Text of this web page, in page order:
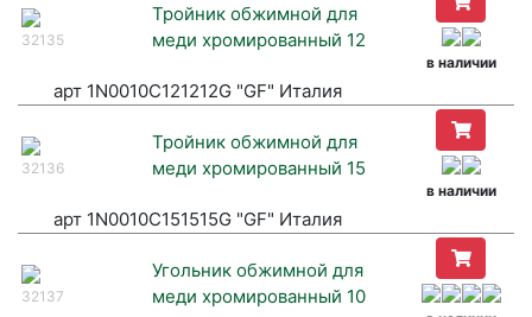
32135
Тройник обжимной для
меди хромированный 12
в наличии
арт 1N0010C121212G "GF" Италия
32136
Тройник обжимной для
меди хромированный 15
в наличии
арт 1N0010C151515G "GF" Италия
32137
Угольник обжимной для
меди хромированный 10